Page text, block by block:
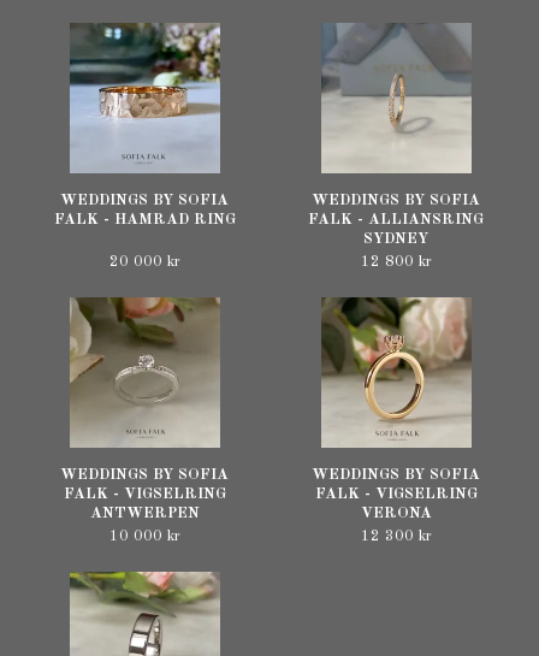
WEDDINGS BY SOFIA
FALK - HAMRAD RING
20 000 kr
WEDDINGS BY SOFIA
FALK - ALLIANSRING
SYDNEY
12 800 kr
WEDDINGS BY SOFIA
FALK - VIGSELRING
ANTWERPEN
10 000 kr
WEDDINGS BY SOFIA
FALK - VIGSELRING
VERONA
12 300 kr